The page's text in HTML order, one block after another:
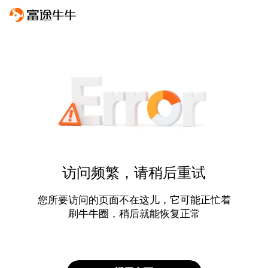
访问频繁，请稍后重试
您所要访问的页面不在这儿，它可能正忙着
刷牛牛圈，稍后就能恢复正常